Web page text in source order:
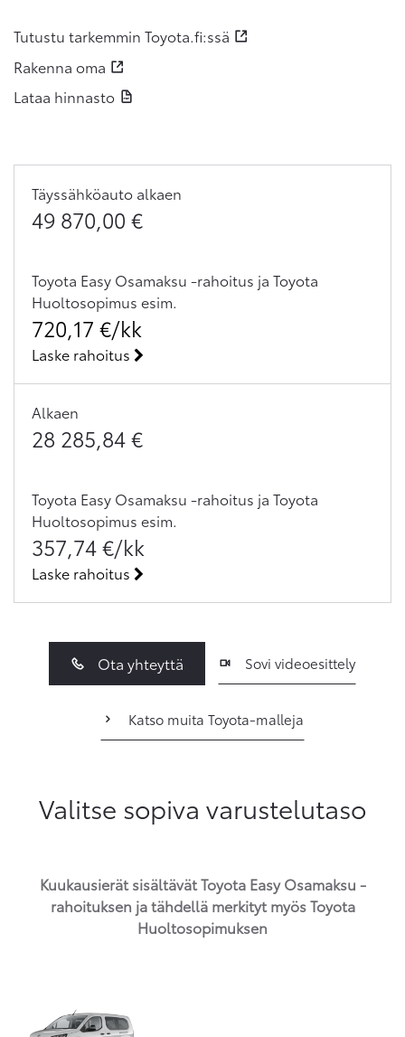
Tutustu tarkemmin Toyota.fi:ssä
Rakenna oma
Lataa hinnasto
Täyssähköauto alkaen
49 870,00 €
Toyota Easy Osamaksu -rahoitus ja Toyota
Huoltosopimus esim.
720,17 €/kk
Laske rahoitus
Alkaen
28 285,84€
Toyota Easy Osamaksu -rahoitus ja Toyota
Huoltosopimus esim.
357,74€/kk
Laske rahoitus
Ota yhteyttä Sovi videoesittely
Katso muita Toyota-malleja
Valitse sopiva varustelutaso
Kuukausierät sisältävät Toyota Easy Osamaksu -
rahoituksen ja tähdellä merkityt myös Toyota
Huoltosopimuksen